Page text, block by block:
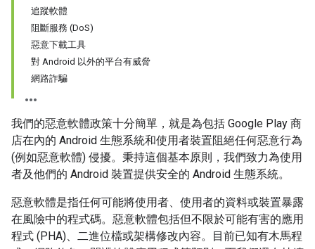
追蹤軟體
阻斷服務 (DoS)
惡意下載工具
對 Android 以外的平台有威脅
網路詐騙
我們的惡意軟體政策十分簡單，就是為包括 Google Play 商
店在內的 Android 生態系統和使用者裝置阻絕任何惡意行為
(例如惡意軟體) 侵擾。秉持這個基本原則，我們致力為使用
者及他們的 Android 裝置提供安全的 Android 生態系統。
惡意軟體是指任何可能將使用者、使用者的資料或裝置暴露
在風險中的程式碼。惡意軟體包括但不限於可能有害的應用
程式 (PHA)、二進位檔或架構修改內容。目前已知有木馬程